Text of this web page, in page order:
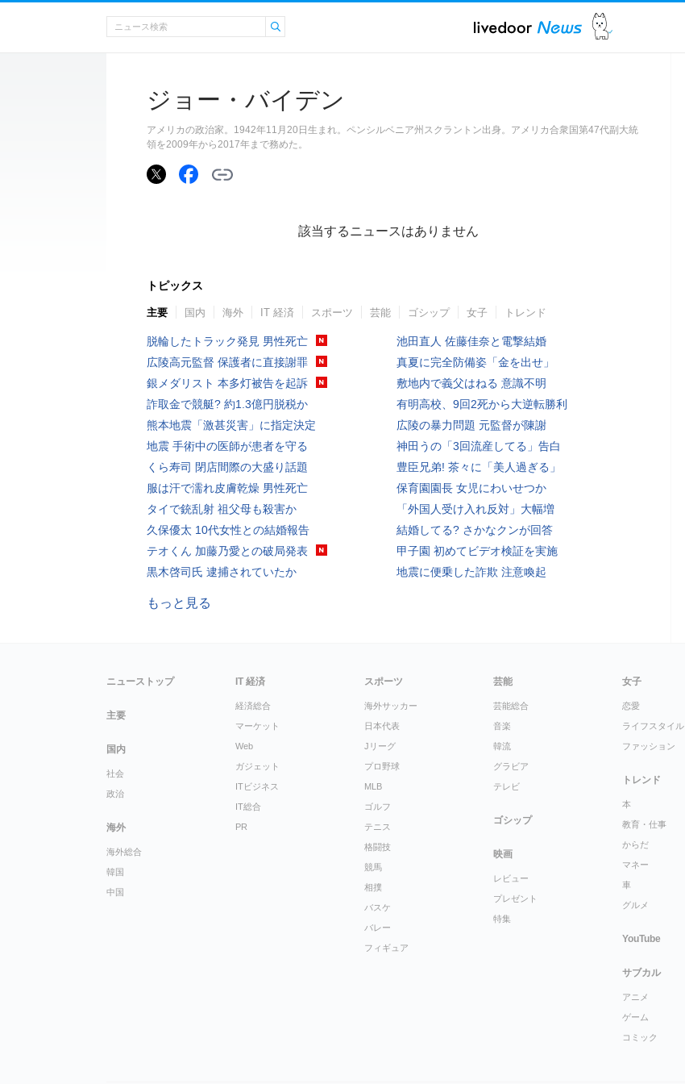
ジョー・バイデン
アメリカの政治家。1942年11月20日生まれ。ペンシルベニア州スクラントン出身。アメリカ合衆国第47代副大統
領を2009年から2017年まで務めた。
該当するニュースはありません
トピックス
主要 国内 海外 IT 経済 スポーツ 芸能 ゴシップ 女子 トレンド
脱輪したトラック発見 男性死亡
広陵高元監督 保護者に直接謝罪
銀メダリスト 本多灯被告を起訴
詐取金で競艇? 約1.3億円脱税か
熊本地震「激甚災害」に指定決定
地震 手術中の医師が患者を守る
くら寿司 閉店間際の大盛り話題
服は汗で濡れ皮膚乾燥 男性死亡
タイで銃乱射 祖父母も殺害か
久保優太 10代女性との結婚報告
テオくん 加藤乃愛との破局発表
黒木啓司氏 逮捕されていたか
池田直人 佐藤佳奈と電撃結婚
真夏に完全防備姿「金を出せ」
敷地内で義父はねる 意識不明
有明高校、9回2死から大逆転勝利
広陵の暴力問題 元監督が陳謝
神田うの「3回流産してる」告白
豊臣兄弟! 茶々に「美人過ぎる」
保育園園長 女児にわいせつか
「外国人受け入れ反対」大幅増
結婚してる? さかなクンが回答
甲子園 初めてビデオ検証を実施
地震に便乗した詐欺 注意喚起
もっと見る
ニューストップ
主要
国内
社会
政治
海外
海外総合
韓国
中国
IT 経済
経済総合
マーケット
Web
ガジェット
ITビジネス
IT総合
PR
スポーツ
海外サッカー
日本代表
Jリーグ
プロ野球
MLB
ゴルフ
テニス
格闘技
競馬
相撲
バスケ
バレー
フィギュア
芸能
芸能総合
音楽
韓流
グラビア
テレビ
ゴシップ
映画
レビュー
プレゼント
特集
女子
恋愛
ライフスタイル
ファッション
トレンド
本
教育・仕事
からだ
マネー
車
グルメ
YouTube
サブカル
アニメ
ゲーム
コミック